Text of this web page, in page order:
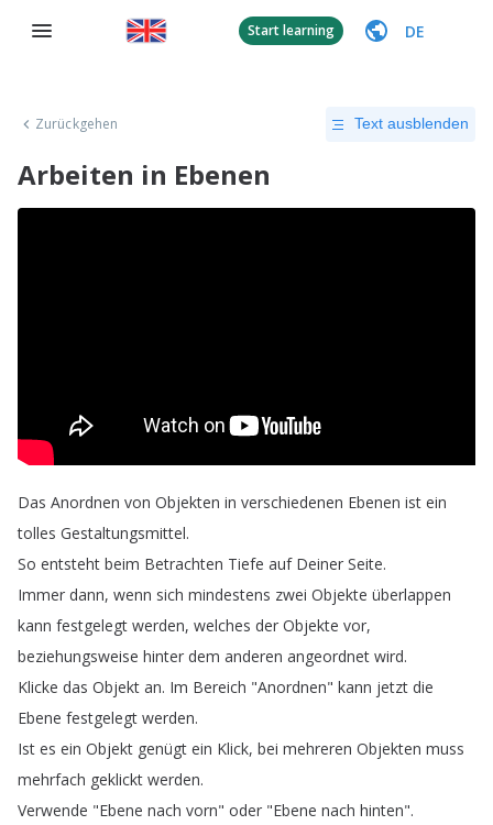
Start learning DE
Zurückgehen Text ausblenden
Arbeiten in Ebenen
Das Anordnen von Objekten in verschiedenen Ebenen ist ein
tolles Gestaltungsmittel.
So entsteht beim Betrachten Tiefe auf Deiner Seite.
Immer dann, wenn sich mindestens zwei Objekte überlappen
kann festgelegt werden, welches der Objekte vor,
beziehungsweise hinter dem anderen angeordnet wird.
Klicke das Objekt an. Im Bereich "Anordnen" kann jetzt die
Ebene festgelegt werden.
Ist es ein Objekt genügt ein Klick, bei mehreren Objekten muss
mehrfach geklickt werden.
Verwende "Ebene nach vorn" oder "Ebene nach hinten".